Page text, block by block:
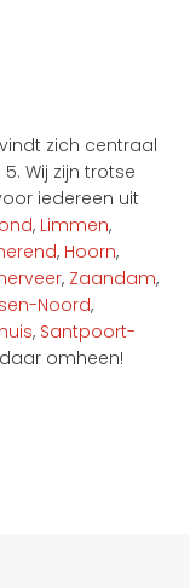
zich centraal
Wij zijn trotse
iedereen uit
, Limmen,
, Hoorn,
, Zaandam,
Noord,
, Santpoort-
omheen!